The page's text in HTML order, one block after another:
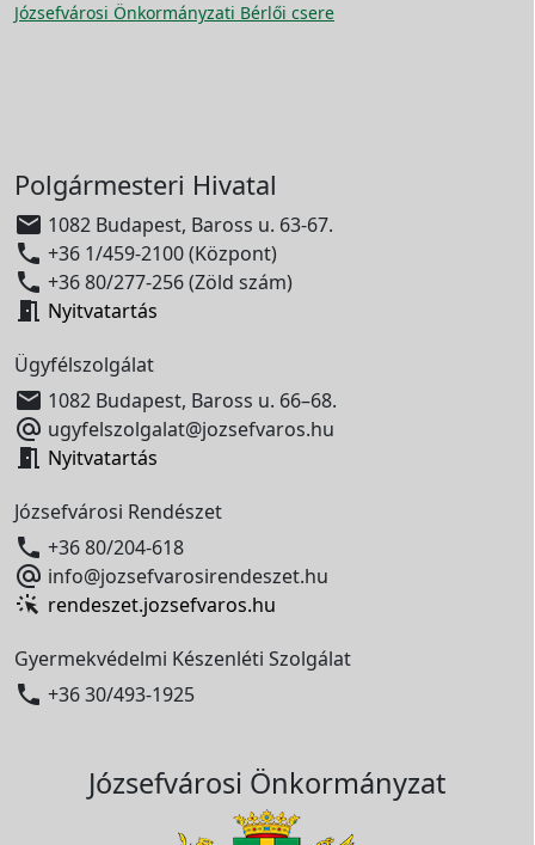
Józsefvárosi Önkormányzati Bérlői csere
Polgármesteri Hivatal
 1082 Budapest, Baross u. 63-67.
 +36 1/459-2100 (Központ)
 +36 80/277-256 (Zöld szám)
 Nyitvatartás
Ügyfélszolgálat
 1082 Budapest, Baross u. 66–68.
 ugyfelszolgalat@jozsefvaros.hu
 Nyitvatartás
Józsefvárosi Rendészet
 +36 80/204-618
 info@jozsefvarosirendeszet.hu
rendeszet.jozsefvaros.hu
Gyermekvédelmi Készenléti Szolgálat
 +36 30/493-1925
Józsefvárosi Önkormányzat